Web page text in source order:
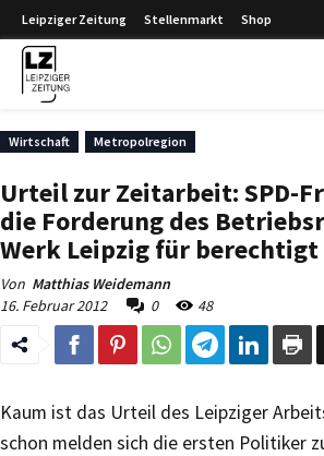
Leipziger Zeitung Stellenmarkt Shop
Wirtschaft Metropolregion
Urteil zur Zeitarbeit: SPD-
die Forderung des
Werk Leipzig für berechtigt
Von Matthias Weidemann
16. Februar 2012
0 48
Kaum ist das Urteil des Leipziger
schon melden sich die ersten Politiker